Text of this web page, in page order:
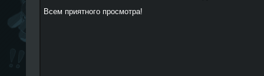
Всем приятного просмотра!